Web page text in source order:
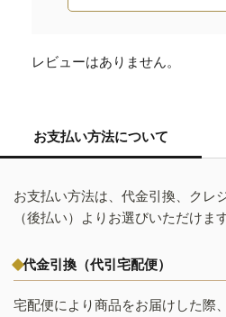
レビューはありません。
お支払い方法について
お支払い方法は、代金引換、クレ
（後払い）よりお選びいただけます
代金引換（代引宅配便）
宅配便により商品をお届けした際